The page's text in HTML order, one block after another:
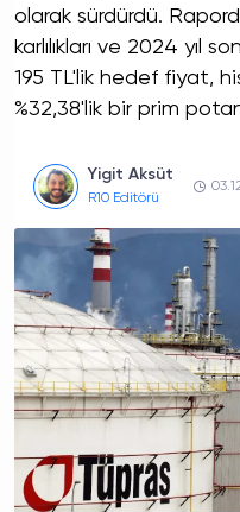
olarak sürdürdü.
karlılıkları ve 2024 yıl
195 TL'lik hedef fiyat,
%32,38'lik bir prim
Yigit Aksüt
R10 Editörü